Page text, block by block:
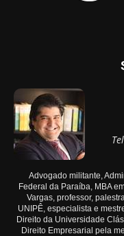
Advogado militante,
Federal da Paraíba, MBA
Vargas, professor,
UNIPÊ, especialista e
Direito da Universidade
Direito Empresarial pela